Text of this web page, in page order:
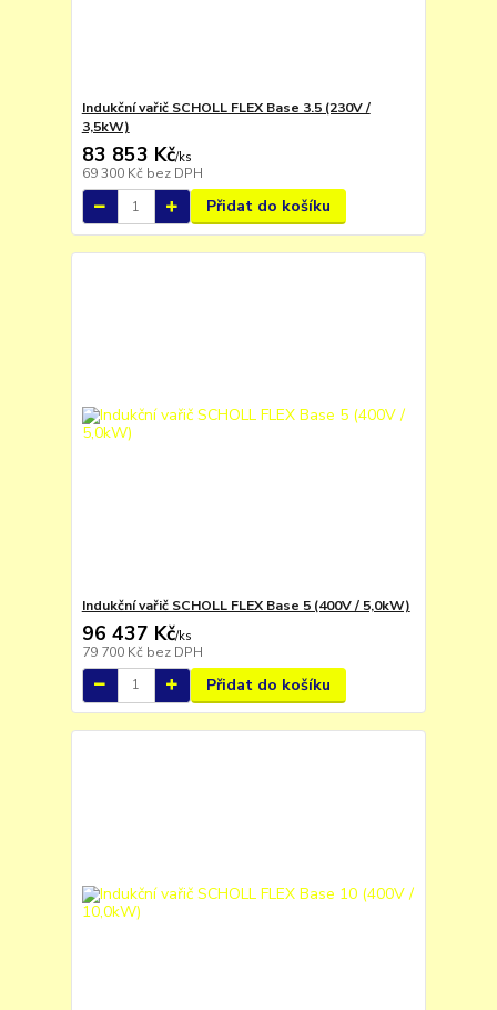
Indukční vařič SCHOLL FLEX Base 3.5 (230V /
3,5kW)
83 853 Kč/ks
69 300 Kč bez DPH
Přidat do košíku
Indukční vařič SCHOLL FLEX Base 5 (400V / 5,0kW)
96 437 Kč/ks
79 700 Kč bez DPH
Přidat do košíku